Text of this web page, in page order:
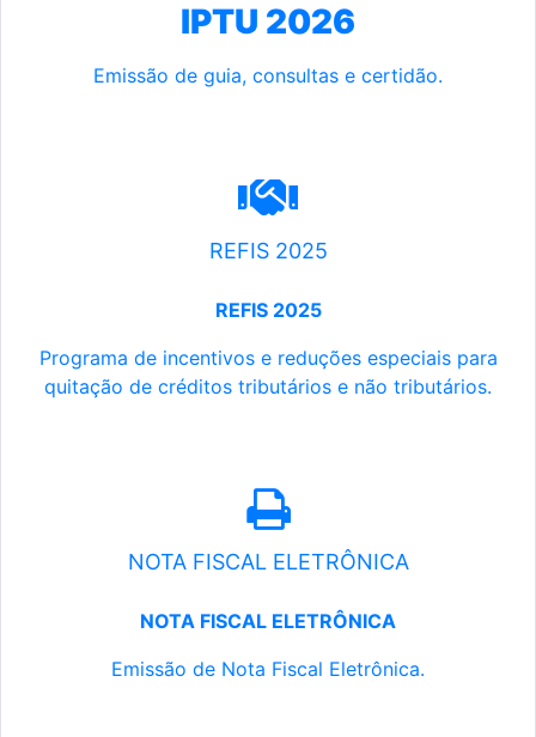
IPTU 2026
Emissão de guia, consultas e certidão.
REFIS 2025
REFIS 2025
Programa de incentivos e reduções especiais para
quitação de créditos tributários e não tributários.
NOTA FISCAL ELETRÔNICA
NOTA FISCAL ELETRÔNICA
Emissão de Nota Fiscal Eletrônica.